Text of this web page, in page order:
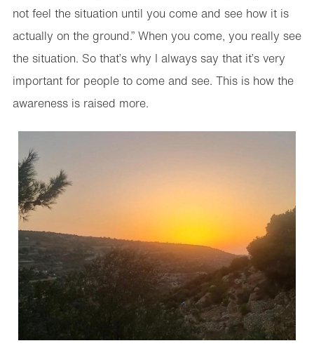
not feel the situation until you come and see how it is
actually on the ground.” When you come, you really see
the situation. So that’s why I always say that it’s very
important for people to come and see. This is how the
awareness is raised more.